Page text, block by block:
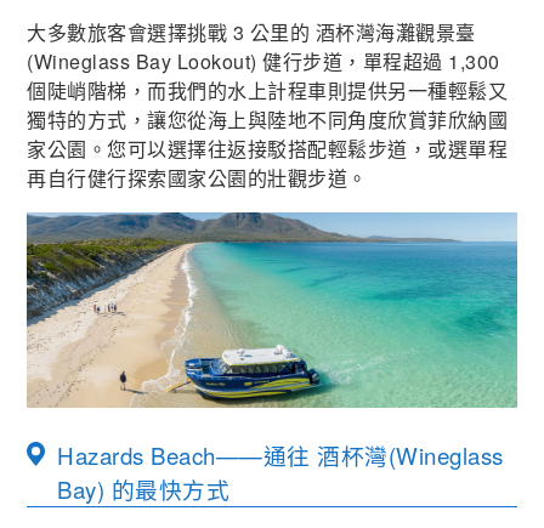
大多數旅客會選擇挑戰 3 公里的 酒杯灣海灘觀景臺
(Wineglass Bay Lookout) 健行步道，單程超過 1,300
個陡峭階梯，而我們的水上計程車則提供另一種輕鬆又
獨特的方式，讓您從海上與陸地不同角度欣賞菲欣納國
家公園。您可以選擇往返接駁搭配輕鬆步道，或選單程
再自行健行探索國家公園的壯觀步道。
Hazards Beach——通往 酒杯灣(Wineglass
Bay) 的最快方式